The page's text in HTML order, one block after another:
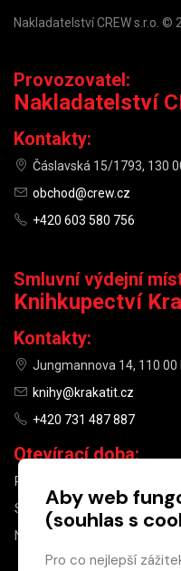
Nakladatelství CREW s.r.o. ©
Provozovatel:
Nakladatelství
Kontakty:
Čáslavská 15/1793, 130
obchod@crew.cz
+420 603 580 756
Smluvní výdejní
Knihkupectví
Kontakty:
Jungmannova 14, 110 00
knihy@krakatit.cz
+420 731 487 887
Otevírací doba:
PO–PÁ
SO
10:00–13:00
NE
Aby web
(souhlas s
Pro co nejlepší